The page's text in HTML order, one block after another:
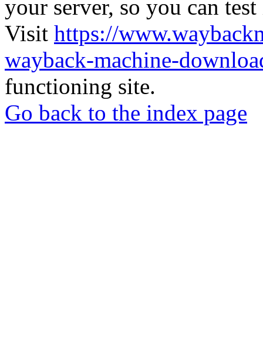
your server, so you can
Visit https://
wayback-machine-
functioning site.
Go back to the index page